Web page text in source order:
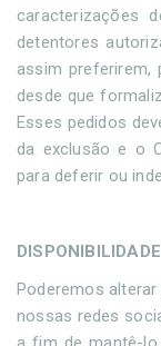
caracterizações
detentores
assim preferirem,
desde que
Esses pedidos
da exclusão e o
para deferir ou
Poderemos
nossas redes